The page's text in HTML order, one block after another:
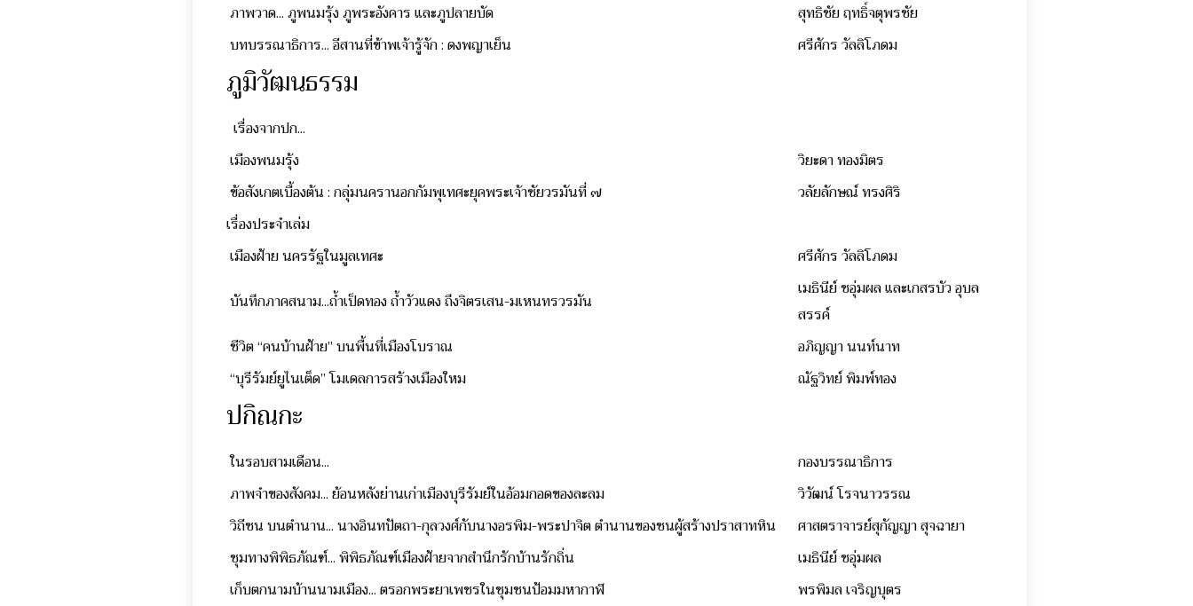
ภาพวาด... ภูพนมรุ้ง ภูพระอังคาร และภูปลายบัด
สุทธิชัย ฤทธิ์จตุพรชัย
บทบรรณาธิการ... อีสานที่ข้าพเจ้ารู้จัก : ดงพญาเย็น
ศรีศักร วัลลิโภดม
ภูมิวัฒนธรรม
เรื่องจากปก...
เมืองพนมรุ้ง
วิยะดา ทองมิตร
ข้อสังเกตเบื้องต้น : กลุ่มนครานอกกัมพุเทศะยุคพระเจ้าชัยวรมันที่ ๗
วลัยลักษณ์ ทรงศิริ
เรื่องประจำเล่ม
เมืองฝ้าย นครรัฐในมูลเทศะ
ศรีศักร วัลลิโภดม
บันทึกภาคสนาม...ถ้ำเป็ดทอง ถ้ำวัวแดง ถึงจิตรเสน-มเหนทรวรมัน
เมธินีย์ ชอุ่มผล และเกสรบัว อุบล
สรรค์
ชีวิต “คนบ้านฝ้าย” บนพื้นที่เมืองโบราณ
อภิญญา นนท์นาท
“บุรีรัมย์ยูไนเต็ด” โมเดลการสร้างเมืองใหม
ณัฐวิทย์ พิมพ์ทอง
ปกิณกะ
ในรอบสามเดือน...
กองบรรณาธิการ
ภาพจำของสังคม... ย้อนหลังย่านเก่าเมืองบุรีรัมย์ในอ้อมกอดของละลม
วิวัฒน์ โรจนาวรรณ
วิถีชน บนตำนาน... นางอินทปัตถา-กุลวงศ์กับนางอรพิม-พระปาจิต ตำนานของชนผู้สร้างปราสาทหิน
ศาสตราจารย์สุกัญญา สุจฉายา
ชุมทางพิพิธภัณฑ์... พิพิธภัณฑ์เมืองฝ้ายจากสำนึกรักบ้านรักถิ่น
เมธินีย์ ชอุ่มผล
เก็บตกนามบ้านนามเมือง... ตรอกพระยาเพชรในชุมชนป้อมมหากาฬ
พรพิมล เจริญบุตร